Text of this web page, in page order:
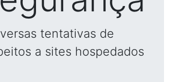
tentativas de
a sites hospedados